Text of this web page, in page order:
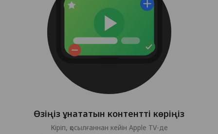
Өзіңіз ұнататын контентті көріңіз
Кіріп, қосылғаннан кейін Apple TV-де